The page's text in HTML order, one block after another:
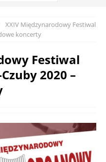
XXIV Międzynarodowy Festiwal
koncerty
Festiwal
2020 –